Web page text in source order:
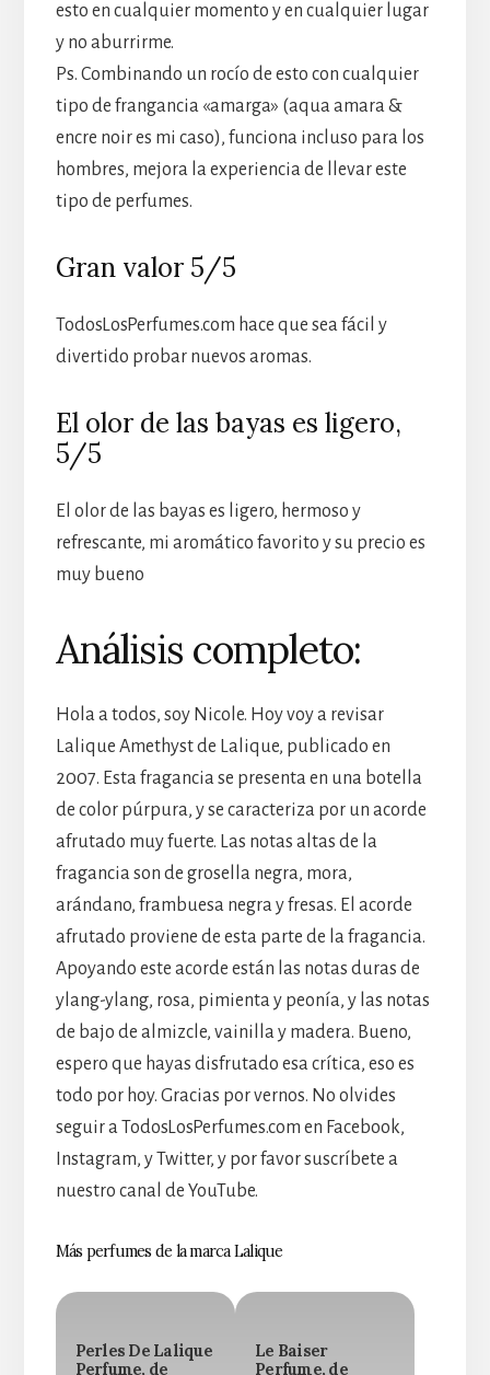
esto en cualquier momento y en cualquier lugar
y no aburrirme.
Ps. Combinando un rocío de esto con cualquier
tipo de frangancia «amarga» (aqua amara &
encre noir es mi caso), funciona incluso para los
hombres, mejora la experiencia de llevar este
tipo de perfumes.
Gran valor 5/5
TodosLosPerfumes.com hace que sea fácil y
divertido probar nuevos aromas.
El olor de las bayas es ligero,
5/5
El olor de las bayas es ligero, hermoso y
refrescante, mi aromático favorito y su precio es
muy bueno
Análisis completo:
Hola a todos, soy Nicole. Hoy voy a revisar
Lalique Amethyst de Lalique, publicado en
2007. Esta fragancia se presenta en una botella
de color púrpura, y se caracteriza por un acorde
afrutado muy fuerte. Las notas altas de la
fragancia son de grosella negra, mora,
arándano, frambuesa negra y fresas. El acorde
afrutado proviene de esta parte de la fragancia.
Apoyando este acorde están las notas duras de
ylang-ylang, rosa, pimienta y peonía, y las notas
de bajo de almizcle, vainilla y madera. Bueno,
espero que hayas disfrutado esa crítica, eso es
todo por hoy. Gracias por vernos. No olvides
seguir a TodosLosPerfumes.com en Facebook,
Instagram, y Twitter, y por favor suscríbete a
nuestro canal de YouTube.
Más perfumes de la marca Lalique
Perles De Lalique
Perfume, de
Le Baiser
Perfume, de